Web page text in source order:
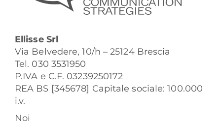
Ellisse Srl
Via Belvedere, 10/h – 25124 Brescia
Tel. 030 3531950
P.IVA e C.F. 03239250172
REA BS [345678] Capitale sociale: 100.000
i.v.
Noi